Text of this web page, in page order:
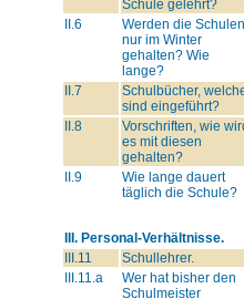
Schule gelehrt?
II.6
Werden die Schulen
nur im Winter
gehalten? Wie
lange?
II.7
Schulbücher,
sind eingeführt?
II.8
Vorschriften, wie
es mit diesen
gehalten?
II.9
Wie lange dauert
täglich die Schule?
III. Personal-Verhältnisse.
III.11
Schullehrer.
III.11.a
Wer hat bisher den
Schulmeister